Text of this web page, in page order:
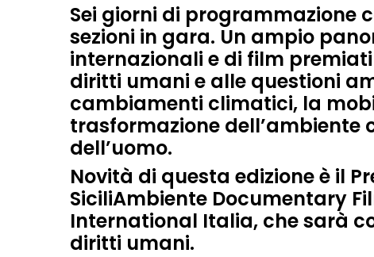
Sei giorni di programmazione
sezioni in gara. Un ampio
internazionali e di film
diritti umani e alle questioni
cambiamenti climatici, la
trasformazione dell’ambiente
dell’uomo.
Novità di questa edizione è il
SiciliAmbiente Documentary
International Italia, che sarà
diritti umani.